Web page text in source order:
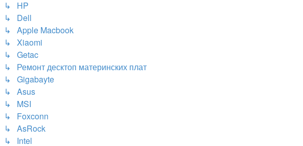
↳ HP
↳ Dell
↳ Apple Macbook
↳ Xiaomi
↳ Getac
↳ Ремонт десктоп материнских плат
↳ Gigabayte
↳ Asus
↳ MSI
↳ Foxconn
↳ AsRock
↳ Intel